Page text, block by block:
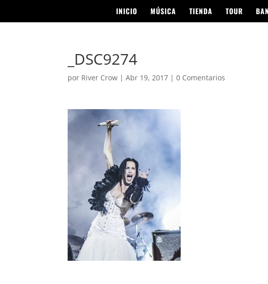
INICIO MÚSICA TIENDA TOUR
_DSC9274
por River Crow |Abr 19, 2017 |0 Comentarios